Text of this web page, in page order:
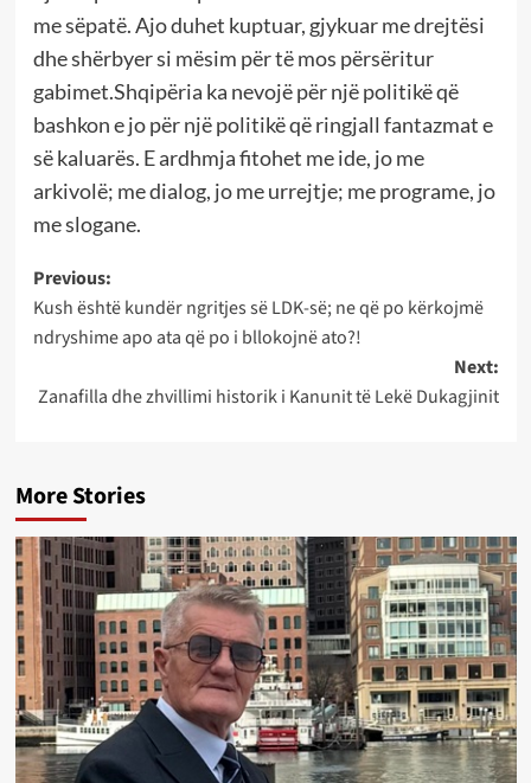
me sëpatë. Ajo duhet kuptuar, gjykuar me drejtësi
dhe shërbyer si mësim për të mos përsëritur
gabimet.Shqipëria ka nevojë për një politikë që
bashkon e jo për një politikë që ringjall fantazmat e
së kaluarës. E ardhmja fitohet me ide, jo me
arkivolë; me dialog, jo me urrejtje; me programe, jo
me slogane.
Post
navigation
Previous:
Kush është kundër ngritjes së LDK-së; ne që po kërkojmë
ndryshime apo ata që po i bllokojnë ato?!
Next:
Zanafilla dhe zhvillimi historik i Kanunit të Lekë Dukagjinit
More Stories